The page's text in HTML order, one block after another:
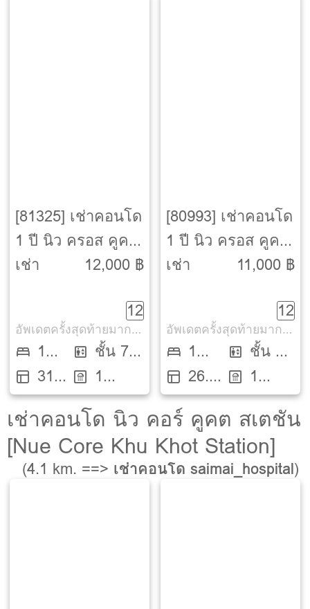
[81325] เช่าคอนโด
1 ปี นิว ครอส คูคต
สเตชัน (Nue Cross
เช่า
12,000 ฿
12
อัพเดตครั้งสุดท้ายมากกว่า 30 วัน
1
Bed31
ตรม.
ชั้น 7
ตึก E
1
ห้องน้ำ
[80993] เช่าคอนโด
1 ปี นิว ครอส คูคต
สเตชัน (Nue Cross
เช่า
11,000 ฿
12
อัพเดตครั้งสุดท้ายมากกว่า 30 วัน
1
Bed26.7
ตรม.
ชั้น 3
ตึก C
1
ห้องน้ำ
เช่าคอนโด นิว คอร์ คูคต สเตชัน
[Nue Core Khu Khot Station]
(4.1 km. ==> เช่าคอนโด saimai_hospital)